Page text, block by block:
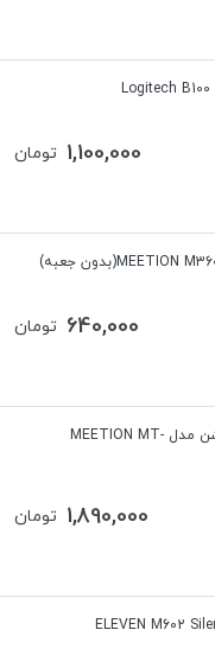
تومان 1,100,000
تومان 640,000
ماوس گیمینگ با سیم میشن مدل MEETION MT-
تومان 1,890,000